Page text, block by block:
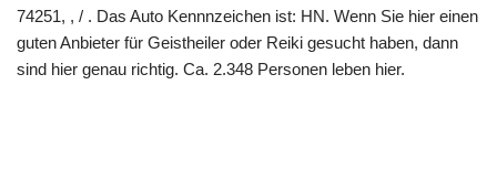
74251, , / . Das Auto Kennnzeichen ist: HN. Wenn Sie hier einen
guten Anbieter für Geistheiler oder Reiki gesucht haben, dann
sind hier genau richtig. Ca. 2.348 Personen leben hier.